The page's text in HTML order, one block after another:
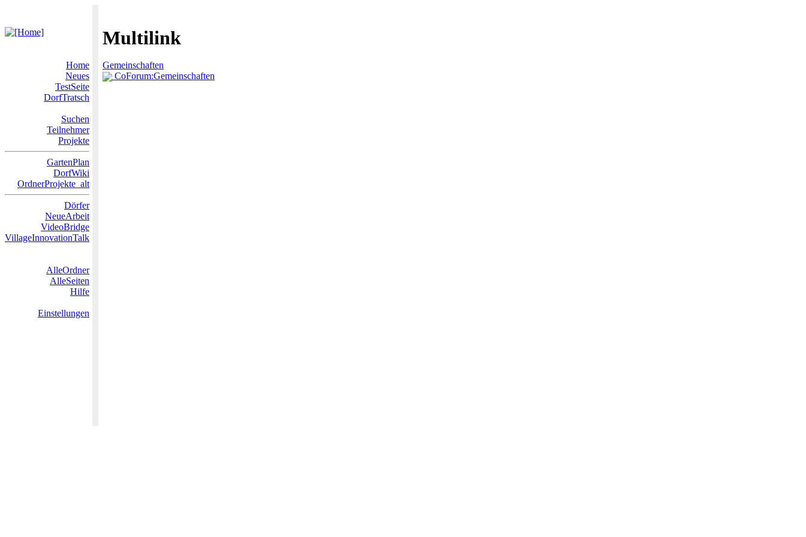
Multilink
Home
Neues
TestSeite
DorfTratsch
Suchen
Teilnehmer
Projekte
GartenPlan
DorfWiki
OrdnerProjekte_alt
Dörfer
NeueArbeit
VideoBridge
VillageInnovationTalk
AlleOrdner
AlleSeiten
Hilfe
Einstellungen
Gemeinschaften
CoForum:Gemeinschaften